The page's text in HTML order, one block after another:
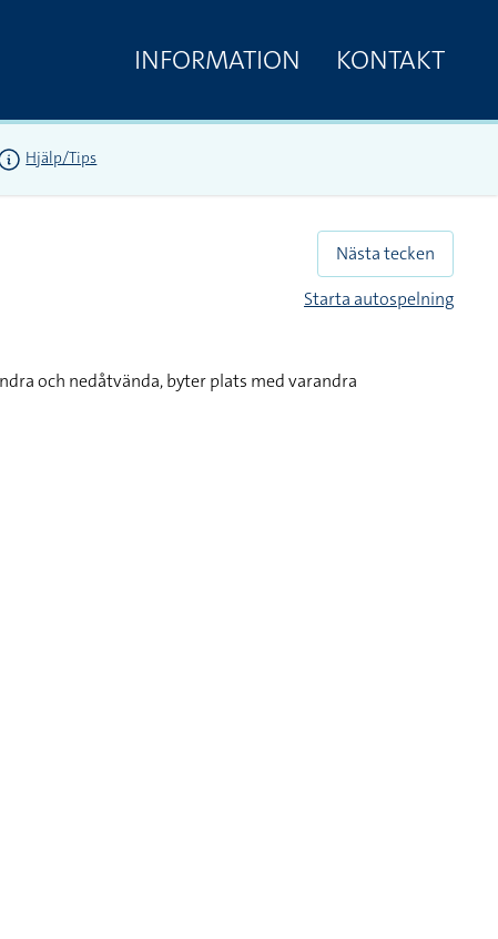
INFORMATION KONTAKT
Hjälp/Tips
Nästa tecken
Starta autospelning
och nedåtvända, byter plats med varandra